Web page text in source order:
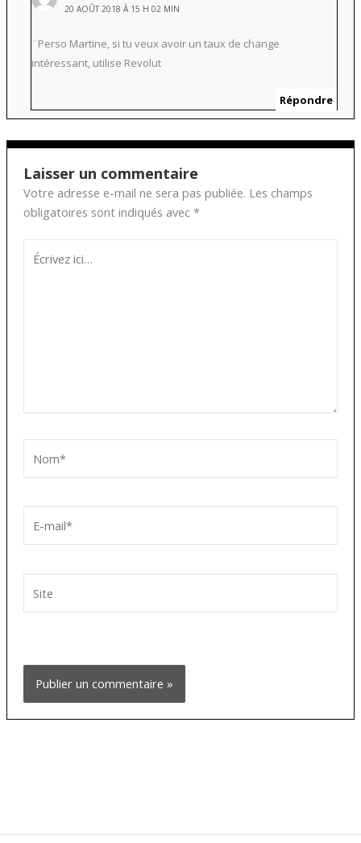
20 AOÛT 2018 À 15 H 02 MIN
¨Perso Martine, si tu veux avoir un taux de change
intéressant, utilise Revolut
Répondre
Laisser un commentaire
Votre adresse e-mail ne sera pas publiée. Les champs
obligatoires sont indiqués avec *
Écrivez
ici…
mail*